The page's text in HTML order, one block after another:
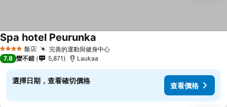
4 星級 飯店 完善的運動與健身中心
Spa hotel Peurunka
7.8 蠻不錯 5,871 Laukaa
選擇日期，查看確切價格
查看價格